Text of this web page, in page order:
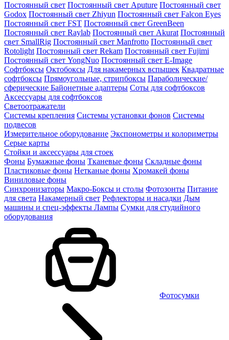
Постоянный свет Постоянный свет Aputure Постоянный свет
Godox Постоянный свет Zhiyun Постоянный свет Falcon Eyes
Постоянный свет FST Постоянный свет GreenBeen
Постоянный свет Raylab Постоянный свет Akurat Постоянный
свет SmallRig Постоянный свет Manfrotto Постоянный свет
Rotolight Постоянный свет Rekam Постоянный свет Fujimi
Постоянный свет YongNuo Постоянный свет E-Image
Софтбоксы Октобоксы Для накамерных вспышек Квадратные
софтбоксы Прямоугольные, стрипбоксы Параболические/
сферические Байонетныe адаптеры Соты для софтбоксов
Аксессуары для софтбоксов
Светоотражатели
Системы крепления Системы установки фонов Системы
подвесов
Измерительное оборудование Экспонометры и колориметры
Серые карты
Стойки и аксессуары для стоек
Фоны Бумажные фоны Тканевые фоны Складные фоны
Пластиковые фоны Нетканые фоны Хромакей фоны
Виниловые фоны
Синхронизаторы Макро-Боксы и столы Фотозонты Питание
для света Накамерный свет Рефлекторы и насадки Дым
машины и спец-эффекты Лампы Сумки для студийного
оборудования
Фотосумки